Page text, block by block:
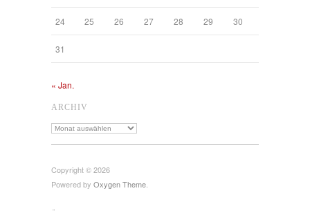
24 25 26 27 28 29 30
31
« Jan.
ARCHIV
Archiv
Copyright © 2026
Powered by Oxygen Theme